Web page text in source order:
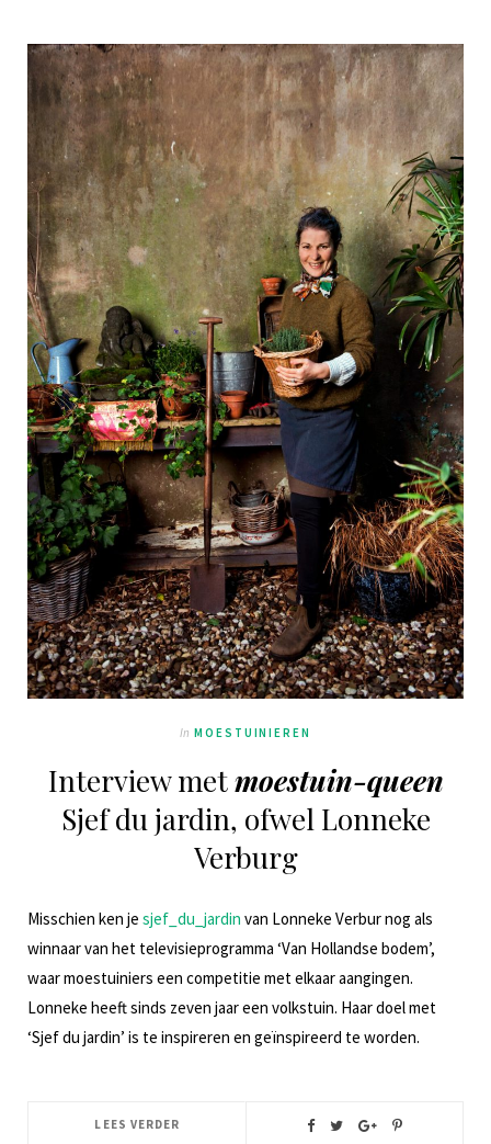
In MOESTUINIEREN
Interview metmoestuin-queen
Sjef du jardin, ofwel Lonneke
Verburg
Misschien ken je sjef_du_jardin van Lonneke Verbur nog als
winnaar van het televisieprogramma ‘Van Hollandse bodem’,
waar moestuiniers een competitie met elkaar aangingen.
Lonneke heeft sinds zeven jaar een volkstuin. Haar doelmet
‘Sjef du jardin’ is te inspireren en geïnspireerd te worden.
LEES VERDER